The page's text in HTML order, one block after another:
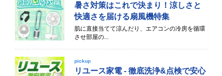
暑さ対策はこれで決まり！涼しさと
快適さを届ける扇風機特集
肌に直接当てて涼んだり、エアコンの冷房を循環
させ部屋の...
pickup
リユース家電 - 徹底洗浄&点検で安心